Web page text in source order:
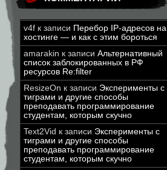
v4f к записи Перебор IP-адресов на
хостинге — и как с этим бороться
amarakin к записи Альтернативный
список заблокированных в РФ
ресурсов Re:filter
ResizeOn к записи Эксперименты с
тиграми и другие способы
преподавать программирование
студентам, которым скучно
Text2Vid к записи Эксперименты с
тиграми и другие способы
преподавать программирование
студентам, которым скучно